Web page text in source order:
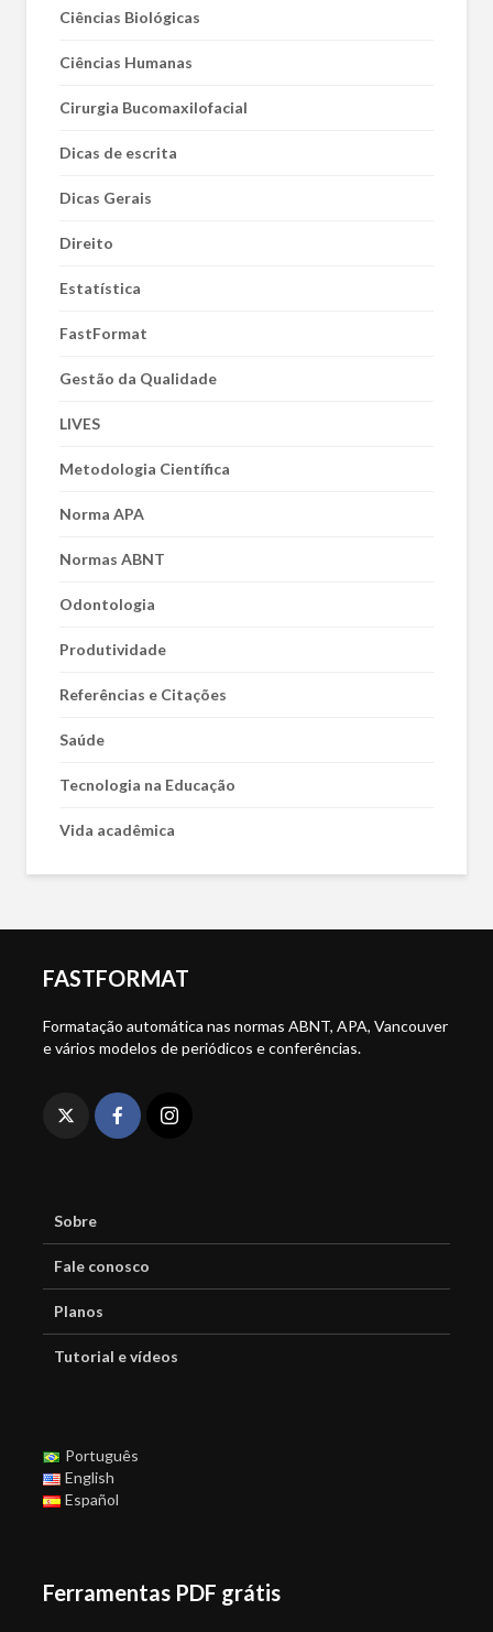
Ciências Biológicas
Ciências Humanas
Cirurgia Bucomaxilofacial
Dicas de escrita
Dicas Gerais
Direito
Estatística
FastFormat
Gestão da Qualidade
LIVES
Metodologia Científica
Norma APA
Normas ABNT
Odontologia
Produtividade
Referências e Citações
Saúde
Tecnologia na Educação
Vida acadêmica
FASTFORMAT
Formatação automática nas normas ABNT, APA, Vancouver
e vários modelos de periódicos e conferências.
Sobre
Fale conosco
Planos
Tutorial e vídeos
Português
English
Español
Ferramentas PDF grátis